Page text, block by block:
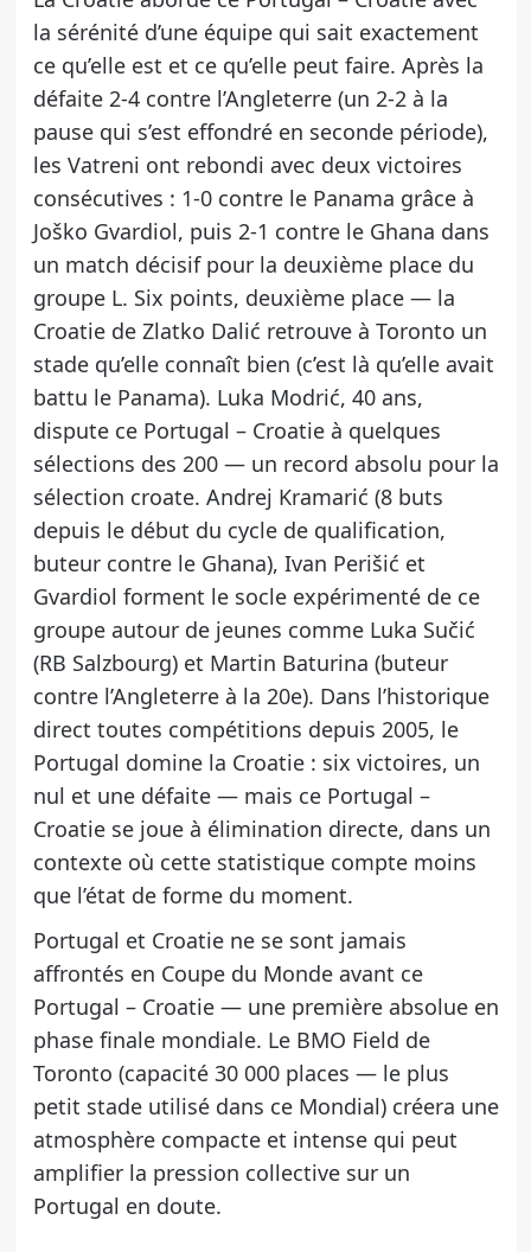
la sérénité d’une équipe qui sait exactement
ce qu’elle est et ce qu’elle peut faire. Après la
défaite 2-4 contre l’Angleterre (un 2-2 à la
pause qui s’est effondré en seconde période),
les Vatreni ont rebondi avec deux victoires
consécutives : 1-0 contre le Panama grâce à
Joško Gvardiol, puis 2-1 contre le Ghana dans
un match décisif pour la deuxième place du
groupe L. Six points, deuxième place — la
Croatie de Zlatko Dalić retrouve à Toronto un
stade qu’elle connaît bien (c’est là qu’elle avait
battu le Panama). Luka Modrić, 40 ans,
dispute ce Portugal – Croatie à quelques
sélections des 200 — un record absolu pour la
sélection croate. Andrej Kramarić (8 buts
depuis le début du cycle de qualification,
buteur contre le Ghana), Ivan Perišić et
Gvardiol forment le socle expérimenté de ce
groupe autour de jeunes comme Luka Sučić
(RB Salzbourg) et Martin Baturina (buteur
contre l’Angleterre à la 20e). Dans l’historique
direct toutes compétitions depuis 2005, le
Portugal domine la Croatie : six victoires, un
nul et une défaite — mais ce Portugal –
Croatie se joue à élimination directe, dans un
contexte où cette statistique compte moins
que l’état de forme du moment.
Portugal et Croatie ne se sont jamais
affrontés en Coupe du Monde avant ce
Portugal – Croatie — une première absolue en
phase finale mondiale. Le BMO Field de
Toronto (capacité 30 000 places — le plus
petit stade utilisé dans ce Mondial) créera une
atmosphère compacte et intense qui peut
amplifier la pression collective sur un
Portugal en doute.